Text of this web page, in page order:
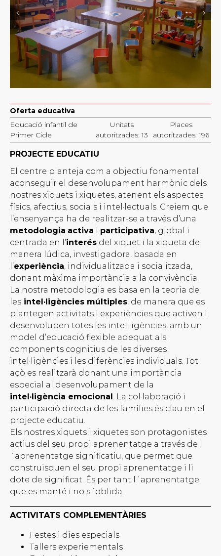
Oferta educativa
Educació infantil de
Primer Cicle
Unitats
autoritzades: 13
Places
autoritzades: 196
PROJECTE EDUCATIU
El centre planteja com a objectiu fonamental
aconseguir el desenvolupament harmònic dels
nostres xiquets i xiquetes, atenent els aspectes
físics, afectius, socials i intel·lectuals. Creiem que
l’ensenyança ha de realitzar-se a través d’una
metodologia activa i participativa, global i
centrada en l’interés del xiquet i la xiqueta de
manera lúdica, investigadora, basada en
l’experiència, individualitzada i socialitzada,
donant màxima importància a la convivència.
La nostra metodologia es basa en la teoria de
les intel·ligències múltiples, de manera que es
plantegen activitats i experiències que activen i
desenvolupen totes les intel·ligències, amb un
model d’educació flexible adequat als
components cognitius de les diverses
intel·ligències i les diferències individuals. Tot
açò es realitzarà donant una importància
especial al desenvolupament de la
intel·ligència emocional . La col·laboració i
participació directa de les famílies és clau en el
projecte educatiu.
Els nostres xiquets i xiquetes son protagonistes
actius del seu propi aprenentatge a través de l
´aprenentatge significatiu, que permet que
construïsquen el seu propi aprenentatge i li
dote de significat. És per tant l´aprenentatge
que es manté i no s´oblida.
ACTIVITATS COMPLEMENTÀRIES
Festes i dies especials
Tallers experiementals